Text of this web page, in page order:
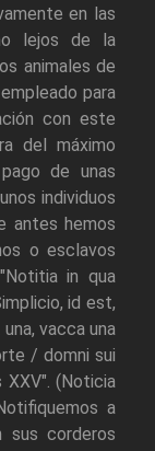
en las
lejos de la
animales de
para
con este
del máximo
de unas
individuos
antes hemos
o esclavos
in qua
id est,
vacca una
/ domni sui
(Noticia
a
sus corderos